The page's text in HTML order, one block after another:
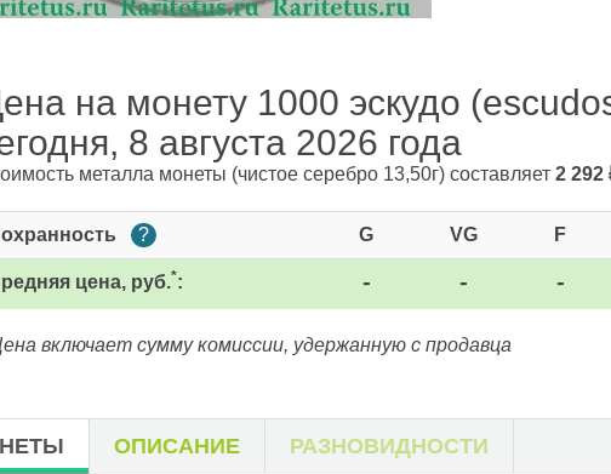
на монету 1000 эскудо
8 августа 2026 года
металла монеты (чистое серебро 13,50г) составляет 2 292
? G VG F
цена, руб.*: - - -
включает сумму комиссии, удержанную с продавца
ОПИСАНИЕ РАЗНОВИДНОСТИ